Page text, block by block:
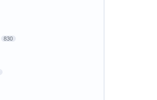
830